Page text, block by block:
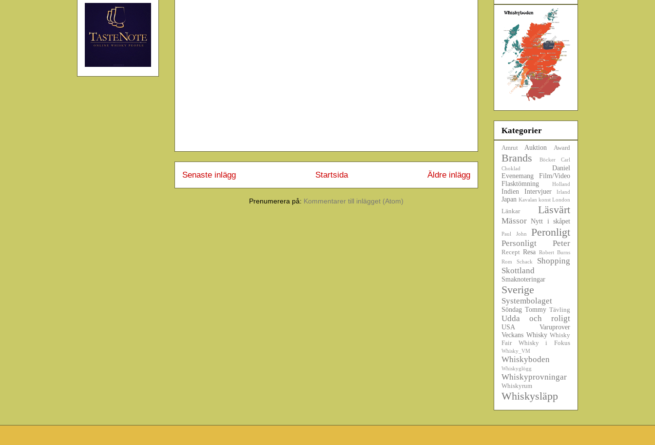
Senaste inlägg Äldre inlägg
Startsida
Prenumerera på: Kommentarer till inlägget (Atom)
Kategorier
Amrut Auktion Award
Brands Böcker
Carl
Choklad
Daniel
Evenemang
Film/Video
Flasktömning
Holland
Indien Intervjuer Irland
Japan Kavalan konst London
Länkar Läsvärt
Mässor Nytt i skåpet
Paul John Peronligt
Personligt Peter
Recept Resa Robert Burns
Rom
Schack
Shopping
Skottland
Smaknoteringar
Sverige
Systembolaget
Söndag Tommy Tävling
Udda och roligt
USA
Varuprover
Veckans Whisky Whisky
Fair
Whisky i Fokus
Whisky_VM
Whiskyboden
Whiskyglögg
Whiskyprovningar
Whiskyrum
Whiskysläpp